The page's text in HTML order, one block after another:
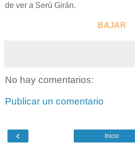
de ver a Serú Girán.
BAJAR
No hay comentarios:
Publicar un comentario
‹ Inicio